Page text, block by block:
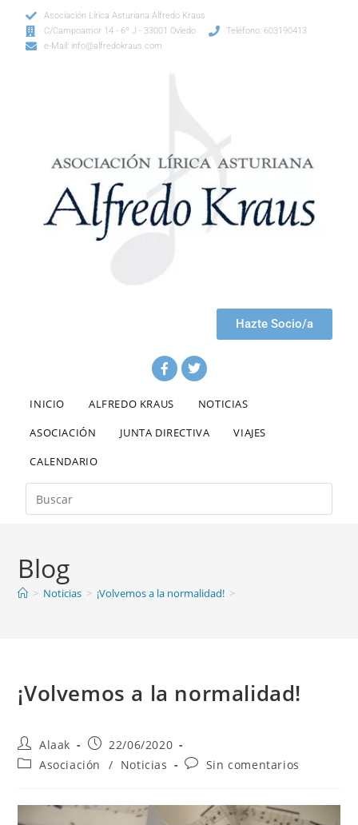
Asociación Lírica Asturiana Alfredo Kraus
C/Campoamor 14 - 6º J - 33001 Oviedo
Teléfono: 603190413
e-Mail: info@alfredokraus.com
Hazte Socio/a
INICIO ALFREDO KRAUS
NOTICIAS
ASOCIACIÓN
JUNTA DIRECTIVA
VIAJES
CALENDARIO
Blog
> Noticias > ¡Volvemos a la normalidad! >
¡Volvemos a la normalidad!
Alaak
22/06/2020
Asociación
/ Noticias Sin comentarios